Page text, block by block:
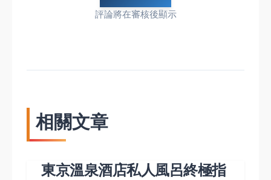
評論將在審核後顯示
相關文章
東京溫泉酒店私人風呂終極指